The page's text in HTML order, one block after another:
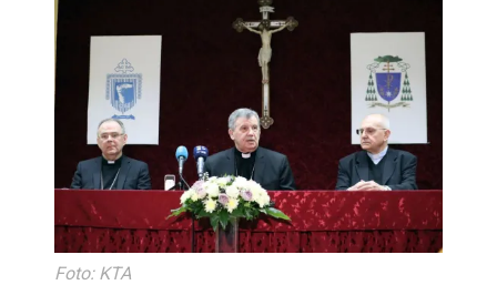
Foto: KTA